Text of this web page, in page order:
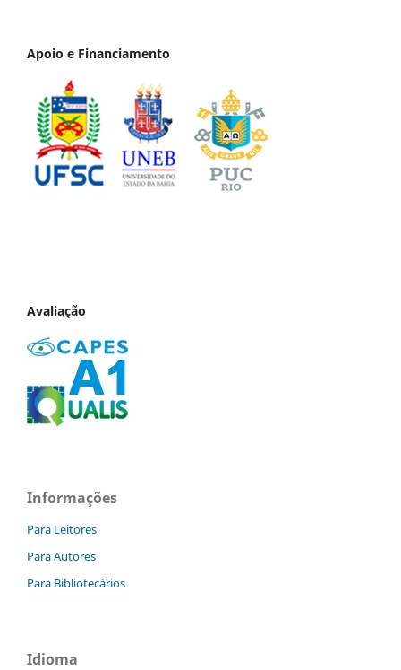
Apoio e Financiamento
Avaliação
Informações
Para Leitores
Para Autores
Para Bibliotecários
Idioma